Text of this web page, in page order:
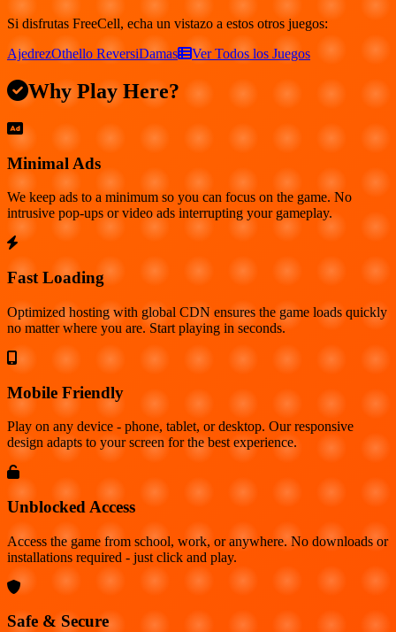
Si disfrutas FreeCell, echa un vistazo a estos otros juegos:
AjedrezOthello ReversiDamas Ver Todos los Juegos
Why Play Here?
Minimal Ads
We keep ads to a minimum so you can focus on the game. No
intrusive pop-ups or video ads interrupting your gameplay.
Fast Loading
Optimized hosting with global CDN ensures the game loads quickly
no matter where you are. Start playing in seconds.
Mobile Friendly
Play on any device - phone, tablet, or desktop. Our responsive
design adapts to your screen for the best experience.
Unblocked Access
Access the game from school, work, or anywhere. No downloads or
installations required - just click and play.
Safe & Secure